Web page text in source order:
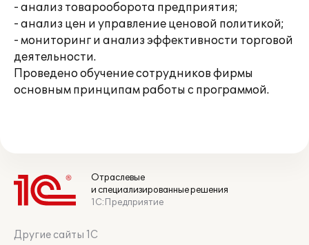
- анализ товарооборота предприятия;
- анализ цен и управление ценовой политикой;
- мониторинг и анализ эффективности торговой
деятельности.
Проведено обучение сотрудников фирмы
основным принципам работы с программой.
Отраслевые
и специализированные решения
1С:Предприятие
Другие сайты 1С